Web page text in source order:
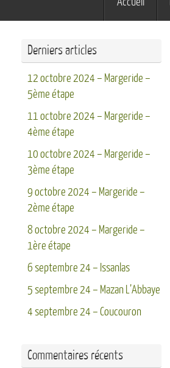
Derniers articles
12 octobre 2024 – Margeride –
5ème étape
11 octobre 2024 – Margeride –
4ème étape
10 octobre 2024 – Margeride –
3ème étape
9 octobre 2024 – Margeride –
2ème étape
8 octobre 2024 – Margeride –
1ère étape
6 septembre 24 – Issanlas
5 septembre 24 – Mazan L’Abbaye
4 septembre 24 – Coucouron
Commentaires récents